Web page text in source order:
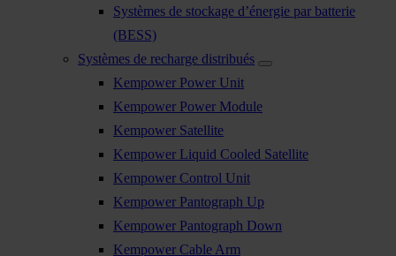
Systèmes de stockage d’énergie par batterie
(BESS)
Systèmes de recharge distribués
Kempower Power Unit
Kempower Power Module
Kempower Satellite
Kempower Liquid Cooled Satellite
Kempower Control Unit
Kempower Pantograph Up
Kempower Pantograph Down
Kempower Cable Arm